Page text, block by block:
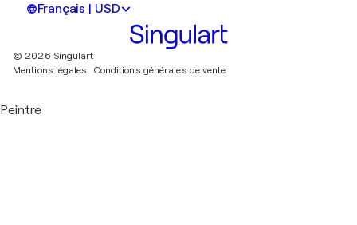
Français | USD
© 2026 Singulart
Mentions légales.
Conditions générales de vente
Peintre